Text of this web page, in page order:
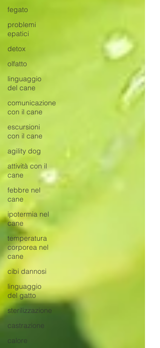
fegato
problemi
epatici
detox
olfatto
linguaggio
del cane
comunicazione
con il cane
escursioni
con il cane
agility dog
attività con il
cane
febbre nel
cane
ipotermia nel
cane
temperatura
corporea nel
cane
cibi dannosi
linguaggio
del gatto
sterilizzazione
castrazione
calore